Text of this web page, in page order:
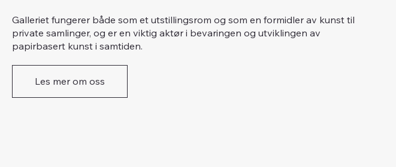
Galleriet fungerer både som et utstillingsrom og som en formidler av kunst til
private samlinger, og er en viktig aktør i bevaringen og utviklingen av
papirbasert kunst i samtiden.
Les mer om oss